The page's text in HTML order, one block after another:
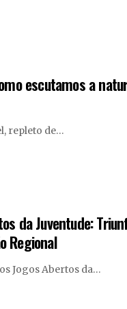
escutamos a
repleto de…
da Juventude:
Regional
Jogos Abertos da…